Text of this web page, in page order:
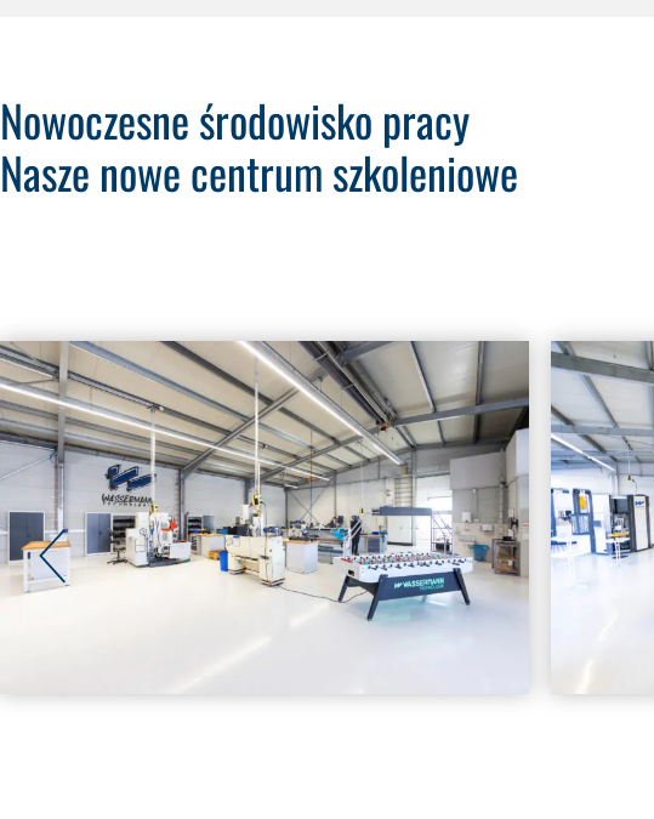
Nowoczesne środowisko pracy
Nasze nowe centrum szkoleniowe